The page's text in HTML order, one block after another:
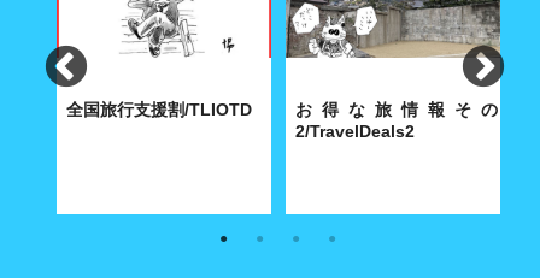
全国旅行支援割/TLIOTD
知っておきたい全国旅行支援割
お得な旅情報その
2/TravelDeals2
知っておきたいお得な旅情報を